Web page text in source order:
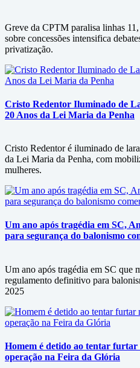
Greve da CPTM paralisa linhas
sobre concessões intensifica
privatização.
Cristo Redentor Iluminado de
20 Anos da Lei Maria da Penha
Cristo Redentor é iluminado de
da Lei Maria da Penha, com
mulheres.
Um ano após tragédia em SC,
para segurança do balonismo
Um ano após tragédia em SC que
regulamento definitivo para
2025
Homem é detido ao tentar
operação na Feira da Glória